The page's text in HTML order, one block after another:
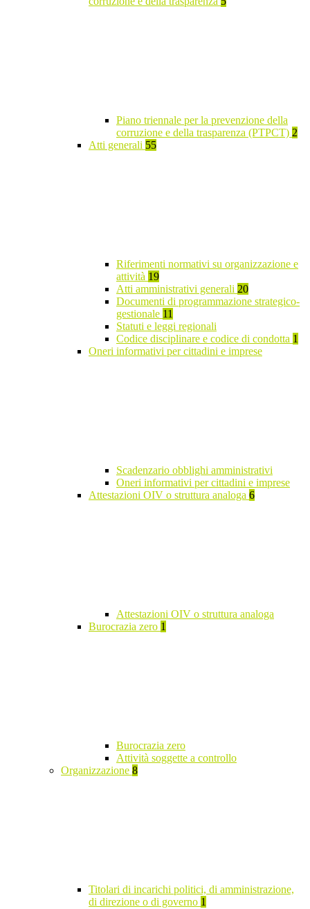
Piano triennale per la prevenzione della
corruzione e della trasparenza (PTPCT) 2
Atti generali 55
Riferimenti normativi su organizzazione e
attività 19
Atti amministrativi generali 20
Documenti di programmazione strategico-
gestionale 11
Statuti e leggi regionali
Codice disciplinare e codice di condotta 1
Oneri informativi per cittadini e imprese
Scadenzario obblighi amministrativi
Oneri informativi per cittadini e imprese
Attestazioni OIV o struttura analoga 6
Attestazioni OIV o struttura analoga
Burocrazia zero 1
Burocrazia zero
Attività soggette a controllo
Organizzazione 8
Titolari di incarichi politici, di amministrazione,
di direzione o di governo 1